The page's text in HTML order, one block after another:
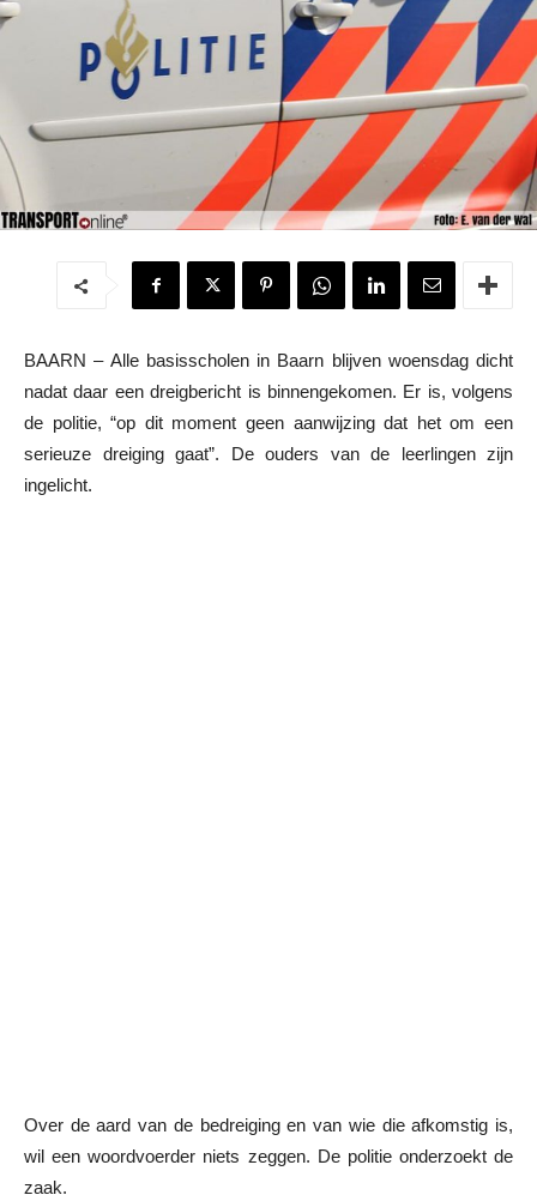
BAARN – Alle basisscholen in Baarn blijven woensdag dicht
nadat daar een dreigbericht is binnengekomen. Er is, volgens
de politie, “op dit moment geen aanwijzing dat het om een
serieuze dreiging gaat”. De ouders van de leerlingen zijn
ingelicht.
Over de aard van de bedreiging en van wie die afkomstig is,
wil een woordvoerder niets zeggen. De politie onderzoekt de
zaak.